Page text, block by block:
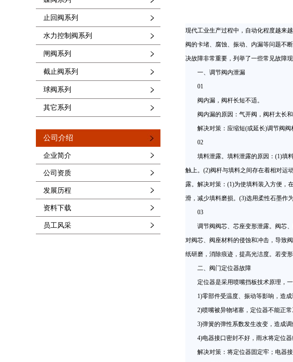
止回阀系列
水力控制阀系列
闸阀系列
截止阀系列
球阀系列
其它系列
公司介绍
企业简介
公司资质
发展历程
资料下载
员工风采
现代工业生产过程中，自动化程度越来
阀的卡堵、腐蚀、振动、内漏等问题不
决故障非常重要，列举了一些常见故障现
一、调节阀内泄漏
01
阀内漏，阀杆长短不适。
阀内漏的原因：气开阀，阀杆太长和
解决对策：应缩短(或延长)调节阀阀
02
填料泄露。填料泄露的原因：(1)填料
触上。(2)阀杆与填料之间存在着相对运
露。解决对策：(1)为使填料装入方便，
滑，减少填料磨损。(3)选用柔性石墨作
03
调节阀阀芯、芯座变形泄露。阀芯、
对阀芯、阀座材料的侵蚀和冲击，导致
纸研磨，消除痕迹，提高光洁度。若变
二、阀门定位器故障
定位器是采用喷嘴挡板技术原理，一
1)零部件受温度、振动等影响，造成
2)喷嘴被异物堵塞，定位器不能正常
3)弹簧的弹性系数发生改变，造成调
4)电器接口密封不好，雨水将定位器
解决对策：将定位器固定牢；电器接